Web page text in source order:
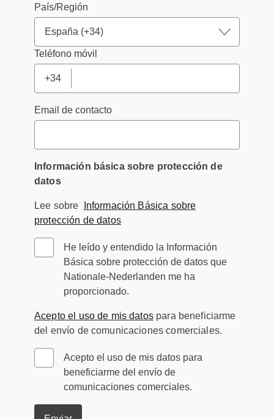
País/Región
Teléfono móvil
+34
Email de contacto
Información básica sobre protección de
datos
Lee sobre
Información Básica sobre
protección de datos
He leído y entendido la Información
Básica sobre protección de datos que
Nationale-Nederlanden me ha
proporcionado.
Acepto el uso de mis datospara beneficiarme
del envío de comunicaciones comerciales.
Acepto el uso de mis datos para
beneficiarme del envío de
comunicaciones comerciales.